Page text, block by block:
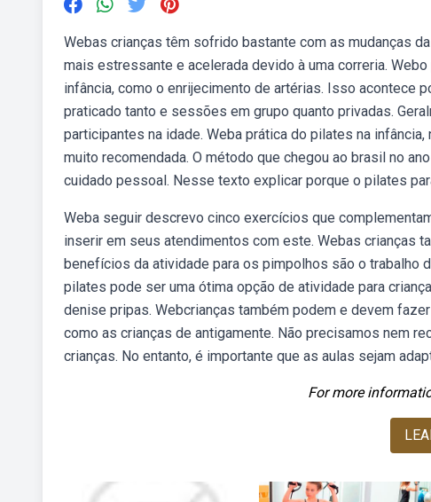
Webas crianças têm sofrido bastante com as mudanças
mais estressante e acelerada devido à uma correria.
infância, como o enrijecimento de artérias. Isso acontece
praticado tanto e sessões em grupo quanto privadas.
participantes na idade. Weba prática do pilates na
muito recomendada. O método que chegou ao brasil no
cuidado pessoal. Nesse texto explicar porque o pilates
Weba seguir descrevo cinco exercícios que
inserir em seus atendimentos com este. Webas crianças
benefícios da atividade para os pimpolhos são o trabalho
pilates pode ser uma ótima opção de atividade para
denise pripas. Webcrianças também podem e devem
como as crianças de antigamente. Não precisamos nem
crianças. No entanto, é importante que as aulas sejam
For more